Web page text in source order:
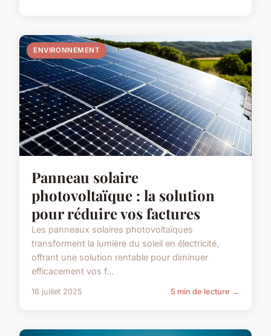
ENVIRONNEMENT
Panneau solaire
photovoltaïque : la solution
pour réduire vos factures
Les panneaux solaires photovoltaïques
transforment la lumière du soleil en électricité,
offrant une solution rentable pour diminuer
efficacement vos f...
16 juillet 2025 5 min de lecture →